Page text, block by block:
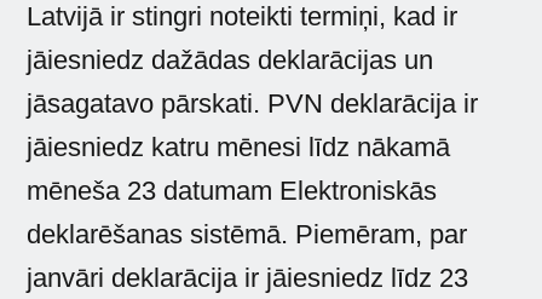
Latvijā ir stingri noteikti termiņi, kad ir
jāiesniedz dažādas deklarācijas un
jāsagatavo pārskati. PVN deklarācija ir
jāiesniedz katru mēnesi līdz nākamā
mēneša 23 datumam Elektroniskās
deklarēšanas sistēmā. Piemēram, par
janvāri deklarācija ir jāiesniedz līdz 23